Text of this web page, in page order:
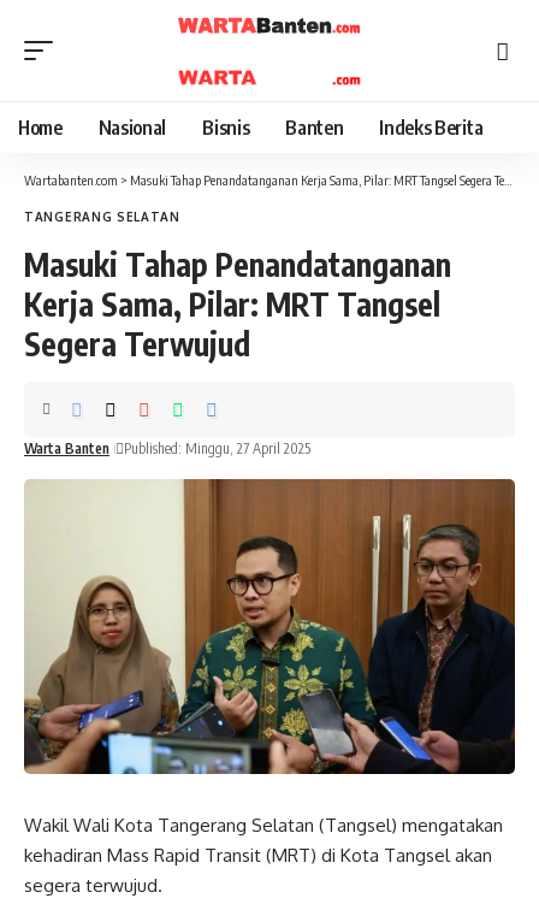
Home Nasional Bisnis Banten Indeks Berita
Wartabanten.com > Masuki Tahap Penandatanganan Kerja Sama, Pilar: MRT Tangsel Segera Terwujud
TANGERANG SELATAN
Masuki Tahap Penandatanganan
Kerja Sama, Pilar: MRT Tangsel
Segera Terwujud
Warta Banten Published: Minggu, 27 April 2025
Wakil Wali Kota Tangerang Selatan (Tangsel) mengatakan
kehadiran Mass Rapid Transit (MRT) di Kota Tangsel akan
segera terwujud.